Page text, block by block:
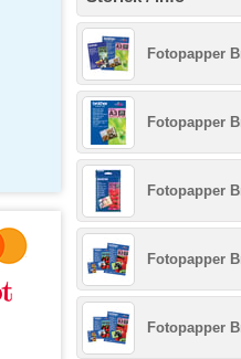
Fotopapper
Fotopapper
Fotopapper
Fotopapper
Fotopapper